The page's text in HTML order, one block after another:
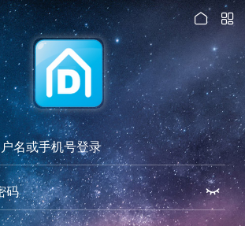


